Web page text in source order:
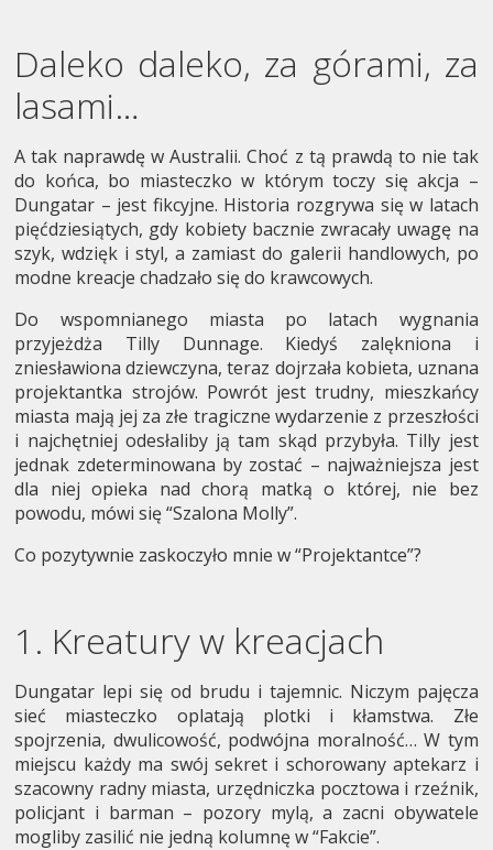
Daleko daleko, za górami, za
lasami…
A tak naprawdę w Australii. Choć z tą prawdą to nie tak
do końca, bo miasteczko w którym toczy się akcja –
Dungatar – jest fikcyjne. Historia rozgrywa się w latach
pięćdziesiątych, gdy kobiety bacznie zwracały uwagę na
szyk, wdzięk i styl, a zamiast do galerii handlowych, po
modne kreacje chadzało się do krawcowych.
Do wspomnianego miasta po latach wygnania
przyjeżdża Tilly Dunnage. Kiedyś zalękniona i
zniesławiona dziewczyna, teraz dojrzała kobieta, uznana
projektantka strojów. Powrót jest trudny, mieszkańcy
miasta mają jej za złe tragiczne wydarzenie z przeszłości
i najchętniej odesłaliby ją tam skąd przybyła. Tilly jest
jednak zdeterminowana by zostać – najważniejsza jest
dla niej opieka nad chorą matką o której, nie bez
powodu, mówi się “Szalona Molly”.
Co pozytywnie zaskoczyło mnie w “Projektantce”?
1. Kreatury w kreacjach
Dungatar lepi się od brudu i tajemnic. Niczym pajęcza
sieć miasteczko oplatają plotki i kłamstwa. Złe
spojrzenia, dwulicowość, podwójna moralność… W tym
miejscu każdy ma swój sekret i schorowany aptekarz i
szacowny radny miasta, urzędniczka pocztowa i rzeźnik,
policjant i barman – pozory mylą, a zacni obywatele
mogliby zasilić nie jedną kolumnę w “Fakcie”.